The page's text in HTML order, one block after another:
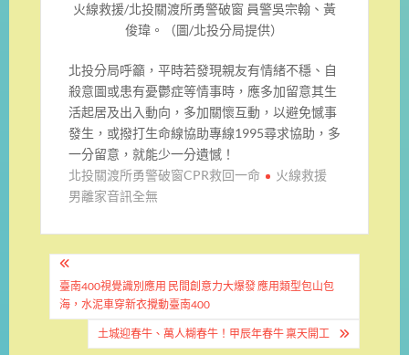
火線救援/北投關渡所勇警破窗 員警吳宗翰、黃
俊瑋。（圖/北投分局提供）
北投分局呼籲，平時若發現親友有情緒不穩、自
殺意圖或患有憂鬱症等情事時，應多加留意其生
活起居及出入動向，多加關懷互動，以避免憾事
發生，或撥打生命線協助專線1995尋求協助，多
一分留意，就能少一分遺憾！
北投關渡所勇警破窗CPR救回一命
火線救援
男離家音訊全無
文
章
導
臺南400視覺識別應用 民間創意力大爆發 應用類型包山包
海，水泥車穿新衣攪動臺南400
土城迎春牛、萬人糊春牛！甲辰年春牛 稟天開工